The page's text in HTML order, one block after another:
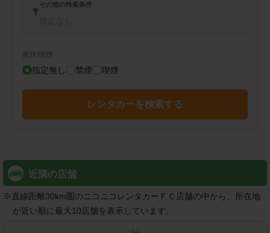
その他の検索条件
禁煙/喫煙
指定無し 禁煙 喫煙
レンタカーを検索する
近隣の店舗
※直線距離30km圏のニコニコレンタカーＦＣ店舗の中から、所在地
が近い順に最大10店舗を表示しています。